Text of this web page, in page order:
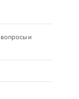
вопросы и